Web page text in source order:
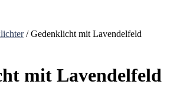
/ Gedenklicht mit Lavendelfeld
mit Lavendelfeld